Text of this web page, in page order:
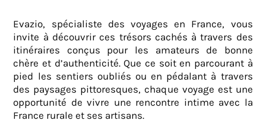
Evazio, spécialiste des voyages en France, vous
invite à découvrir ces trésors cachés à travers des
itinéraires conçus pour les amateurs de bonne
chère et d’authenticité. Que ce soit en parcourant à
pied les sentiers oubliés ou en pédalant à travers
des paysages pittoresques, chaque voyage est une
opportunité de vivre une rencontre intime avec la
France rurale et ses artisans.